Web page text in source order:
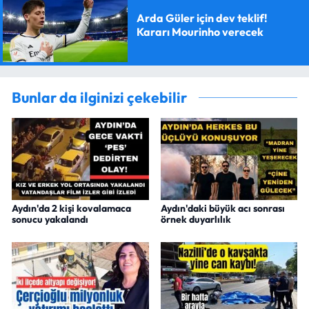
Arda Güler için dev teklif!
Kararı Mourinho verecek
Bunlar da ilginizi çekebilir
Aydın'da 2 kişi kovalamaca
sonucu yakalandı
Aydın'daki büyük acı sonrası
örnek duyarlılık